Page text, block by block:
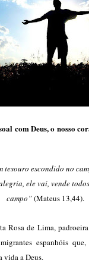
com Deus, o nosso
tesouro escondido no
ele vai, vende
campo”(Mateus 13,44).
Rosa de Lima,
espanhóis
vida a Deus.